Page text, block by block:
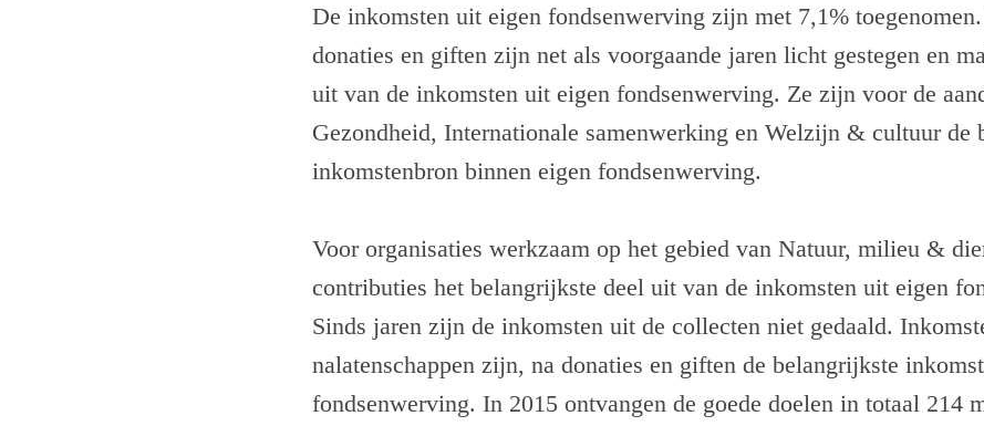
De inkomsten uit eigen fondsenwerving zijn met 7,1%
donaties en giften zijn net als voorgaande jaren licht gestegen en
uit van de inkomsten uit eigen fondsenwerving. Ze zijn voor de
Gezondheid, Internationale samenwerking en Welzijn & cultuur de
inkomstenbron binnen eigen fondsenwerving.
Voor organisaties werkzaam op het gebied van Natuur, milieu &
contributies het belangrijkste deel uit van de inkomsten uit eigen
Sinds jaren zijn de inkomsten uit de collecten niet gedaald.
nalatenschappen zijn, na donaties en giften de belangrijkste
fondsenwerving. In 2015 ontvangen de goede doelen in totaal 214